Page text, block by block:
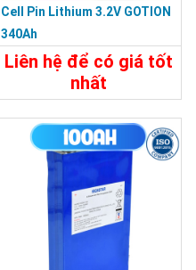
Cell Pin Lithium 3.2V GOTION
340Ah
Liên hệ để có giá tốt
nhất